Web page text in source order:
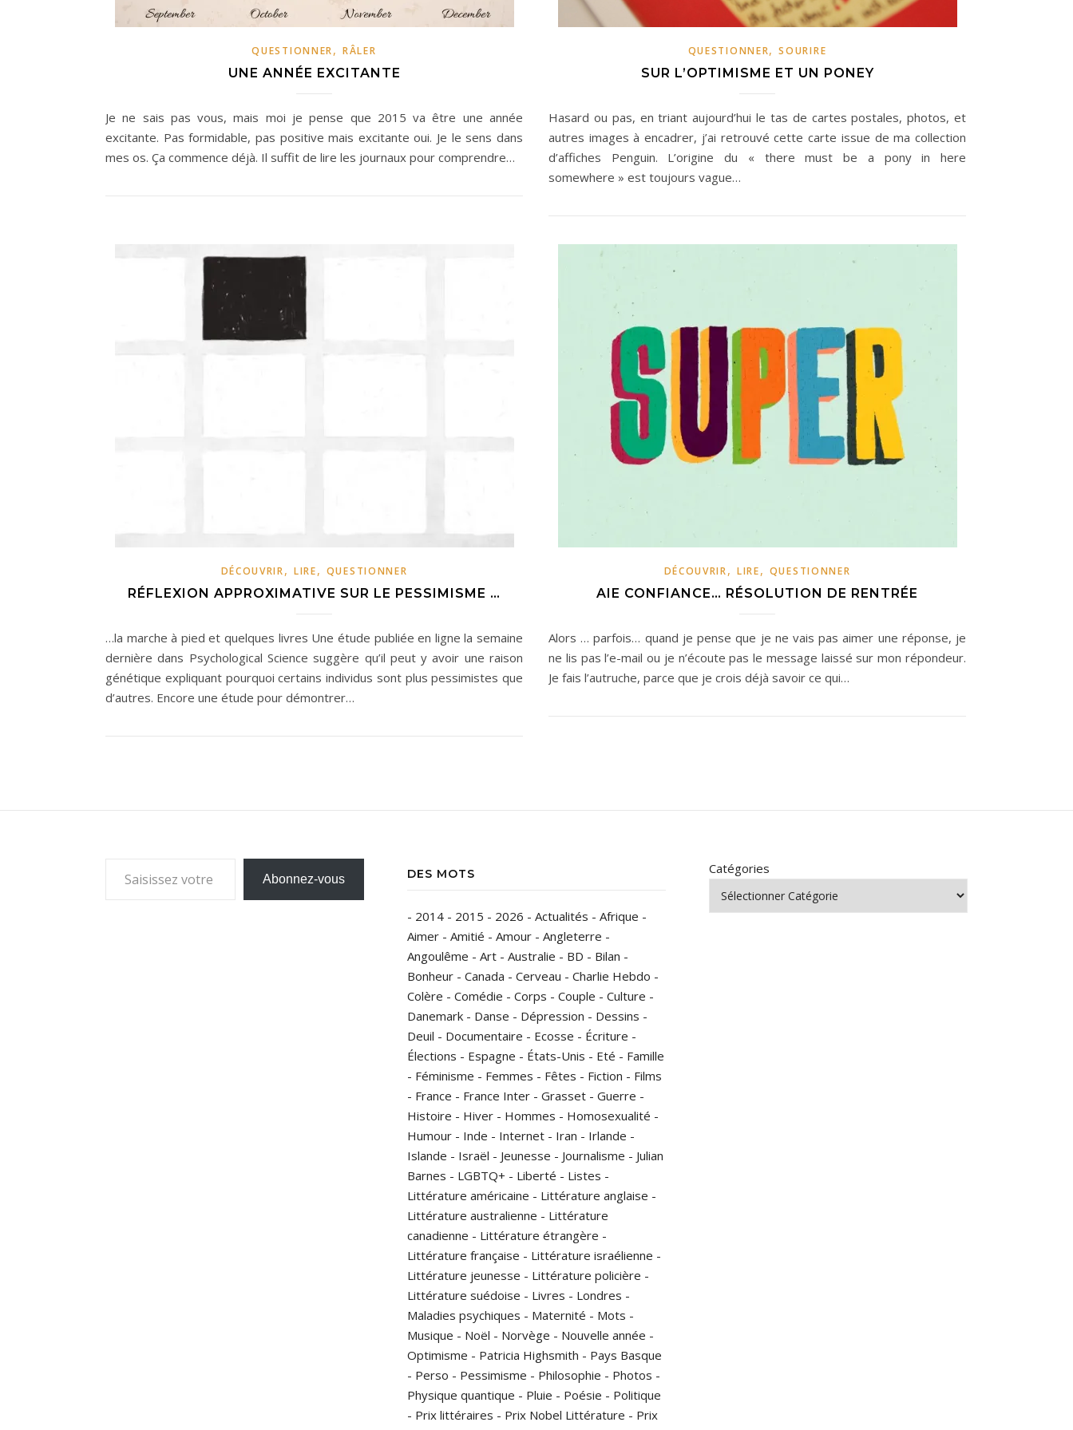
QUESTIONNER,RÂLER
UNE ANNÉE EXCITANTE
Je ne sais pas vous, mais moi je pense que 2015 va être une année
excitante. Pas formidable, pas positive mais excitante oui. Je le sens dans
mes os. Ça commence déjà. Il suffit de lire les journaux pour comprendre…
QUESTIONNER,SOURIRE
SUR L’OPTIMISME ET UN PONEY
Hasard ou pas, en triant aujourd’hui le tas de cartes postales, photos, et
autres images à encadrer, j’ai retrouvé cette carte issue de ma collection
d’affiches Penguin. L’origine du « there must be a pony in here
somewhere » est toujours vague…
DÉCOUVRIR, LIRE, QUESTIONNER
RÉFLEXION APPROXIMATIVE SUR LE PESSIMISME …
…la marche à pied et quelques livres Une étude publiée en ligne la semaine
dernière dans Psychological Science suggère qu’il peut y avoir une raison
génétique expliquant pourquoi certains individus sont plus pessimistes que
d’autres. Encore une étude pour démontrer…
DÉCOUVRIR, LIRE, QUESTIONNER
AIE CONFIANCE… RÉSOLUTION DE RENTRÉE
Alors … parfois… quand je pense que je ne vais pas aimer une réponse, je
ne lis pas l’e-mail ou je n’écoute pas le message laissé sur mon répondeur.
Je fais l’autruche, parce que je crois déjà savoir ce qui…
Saisissez votre adresse e-mail…
Abonnez-vous DES MOTS
- 2014 - 2015 - 2026 - Actualités - Afrique -
Aimer - Amitié - Amour - Angleterre -
Angoulême - Art - Australie - BD - Bilan -
Bonheur - Canada - Cerveau - Charlie Hebdo -
Colère - Comédie - Corps - Couple - Culture -
Danemark - Danse - Dépression - Dessins -
Deuil - Documentaire - Ecosse - Écriture -
Élections - Espagne - États-Unis - Eté - Famille
- Féminisme - Femmes - Fêtes - Fiction - Films
- France - France Inter - Grasset - Guerre -
Histoire - Hiver - Hommes - Homosexualité -
Humour - Inde - Internet - Iran - Irlande -
Islande - Israël - Jeunesse - Journalisme - Julian
Barnes - LGBTQ+ - Liberté - Listes -
Littérature américaine - Littérature anglaise -
Littérature australienne - Littérature
canadienne - Littérature étrangère -
Littérature française - Littérature israélienne -
Littérature jeunesse - Littérature policière -
Littérature suédoise - Livres - Londres -
Maladies psychiques - Maternité - Mots -
Musique - Noël - Norvège - Nouvelle année -
Optimisme - Patricia Highsmith - Pays Basque
- Perso - Pessimisme - Philosophie - Photos -
Physique quantique - Pluie - Poésie - Politique
- Prix littéraires - Prix Nobel Littérature - Prix
Catégories